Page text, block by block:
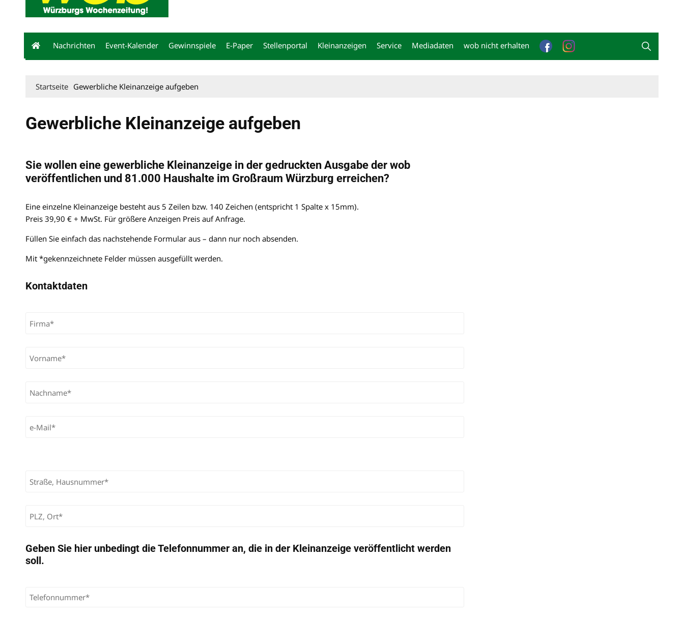
Nachrichten Event-Kalender Gewinnspiele E-Paper Stellenportal Kleinanzeigen Service Mediadaten wob nicht erhalten
Startseite Gewerbliche Kleinanzeige aufgeben
Gewerbliche Kleinanzeige aufgeben
Sie wollen eine gewerbliche Kleinanzeige in der gedruckten Ausgabe der wob
veröffentlichen und 81.000 Haushalte im Großraum Würzburg erreichen?
Eine einzelne Kleinanzeige besteht aus 5 Zeilen bzw. 140 Zeichen (entspricht 1 Spalte x 15mm).
Preis 39,90 € + MwSt. Für größere Anzeigen Preis auf Anfrage.
Füllen Sie einfach das nachstehende Formular aus – dann nur noch absenden.
Mit *gekennzeichnete Felder müssen ausgefüllt werden.
Kontaktdaten
Geben Sie hier unbedingt die Telefonnummer an, die in der Kleinanzeige veröffentlicht werden
soll.